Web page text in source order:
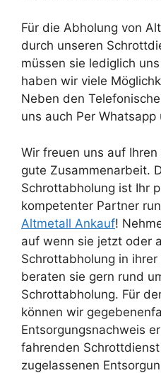
Für die Abholung von
durch unseren
müssen sie lediglich
haben wir viele
Neben den
uns auch Per
Wir freuen uns auf
gute Zusammenarbeit.
Schrottabholung ist Ihr
kompetenter Partner
Altmetall Ankauf!
auf wenn sie jetzt oder
Schrottabholung in
beraten sie gern rund
Schrottabholung. Für
können wir
Entsorgungsnachweis
fahrenden
zugelassenen